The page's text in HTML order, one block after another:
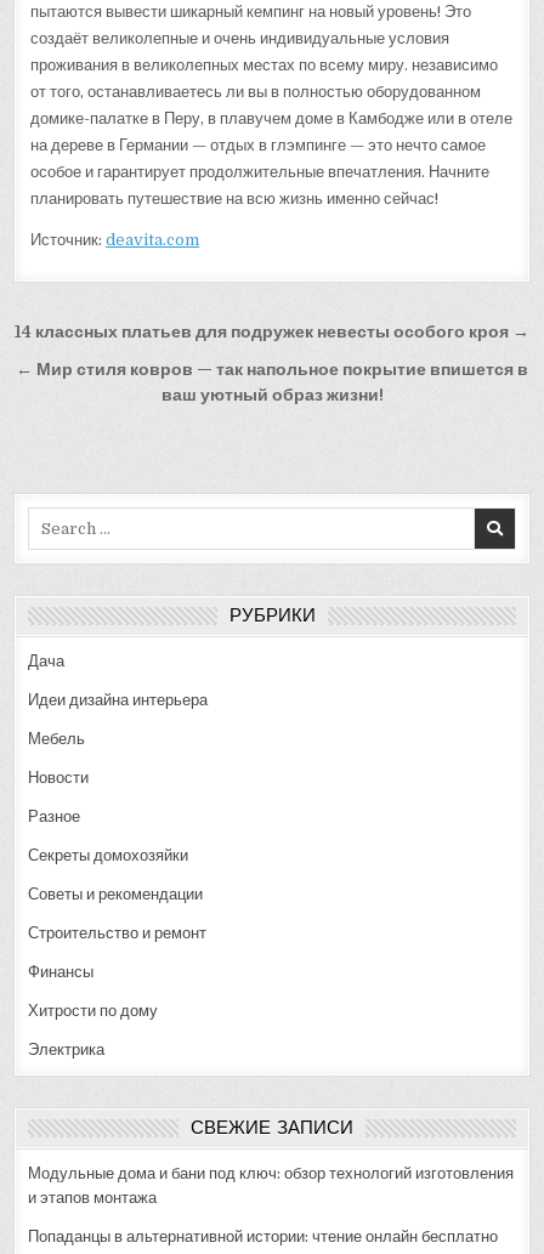
пытаются вывести шикарный кемпинг на новый уровень! Это
создаёт великолепные и очень индивидуальные условия
проживания в великолепных местах по всему миру. независимо
от того, останавливаетесь ли вы в полностью оборудованном
домике-палатке в Перу, в плавучем доме в Камбодже или в отеле
на дереве в Германии — отдых в глэмпинге — это нечто самое
особое и гарантирует продолжительные впечатления. Начните
планировать путешествие на всю жизнь именно сейчас!
Источник:deavita.com
Навигация
по
14 классных платьев для подружек невесты особого кроя →
← Мир стиля ковров — так напольное покрытие впишется в
ваш уютный образ жизни!
РУБРИКИ
Дача
Идеи дизайна интерьера
Мебель
Новости
Разное
Секреты домохозяйки
Советы и рекомендации
Строительство и ремонт
Финансы
Хитрости по дому
Электрика
СВЕЖИЕ ЗАПИСИ
Модульные дома и бани под ключ: обзор технологий изготовления
и этапов монтажа
Попаданцы в альтернативной истории: чтение онлайн бесплатно